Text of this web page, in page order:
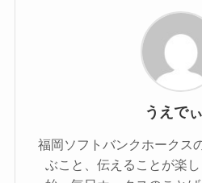
うえで
福岡ソフトバンクホークス
ぶこと、伝えることが楽